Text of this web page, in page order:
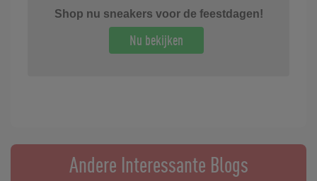
Shop nu sneakers voor de feestdagen!
Nu bekijken
Andere Interessante Blogs